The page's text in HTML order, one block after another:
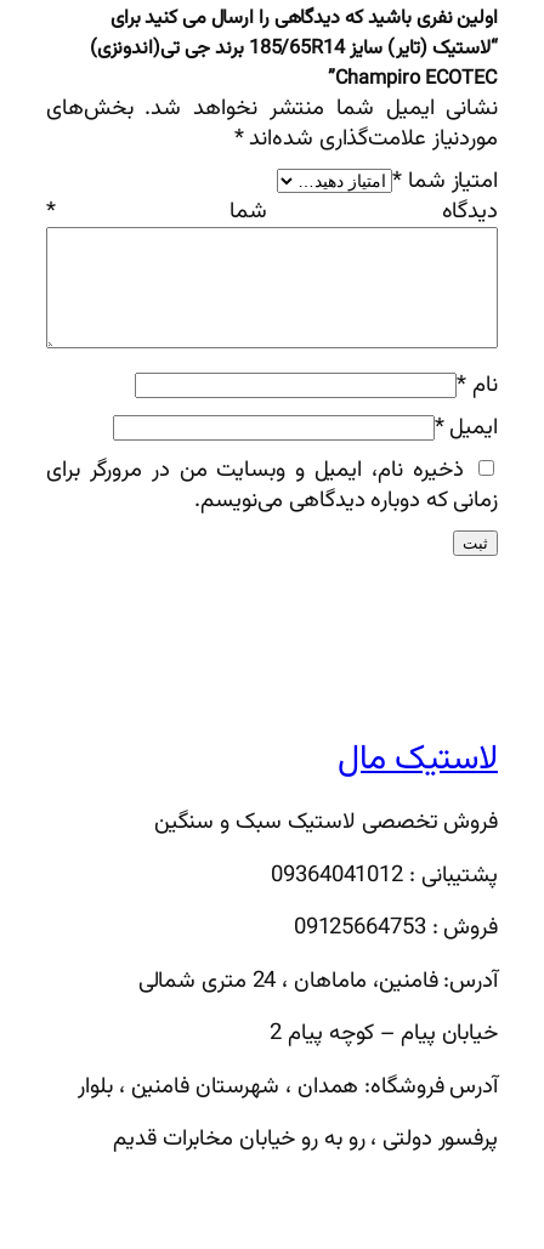
اولین نفری باشید که دیدگاهی را ارسال می کنید برای
“لاستیک (تایر) سایز 185/65R14 برند جی تی(اندونزی)
Champiro ECOTEC”
نشانی ایمیل شما منتشر نخواهد شد. بخش‌های
موردنیاز علامت‌گذاری شده‌اند*
امتیاز شما *
دیدگاه شما*
نام*
ایمیل*
ذخیره نام، ایمیل و وبسایت من در مرورگر برای
زمانی که دوباره دیدگاهی می‌نویسم.
لاستیک مال
فروش تخصصی لاستیک سبک و سنگین
پشتیبانی : 09364041012
فروش : 09125664753
آدرس: فامنین، ماماهان ، 24 متری شمالی
خیابان پیام – کوچه پیام 2
آدرس فروشگاه: همدان ، شهرستان فامنین ، بلوار
پرفسور دولتی ، رو به رو خیابان مخابرات قدیم